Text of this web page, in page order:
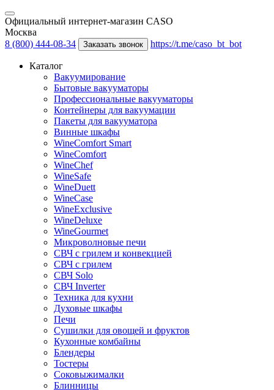
Официальный интернет-магазин CASO
Москва
8 (800) 444-08-34
Заказать звонок https://t.me/caso_bt_bot
Каталог
Вакуумирование
Бытовые вакууматоры
Профессиональные вакууматоры
Контейнеры для вакуумации
Пакеты для вакууматора
Винные шкафы
WineComfort Smart
WineComfort
WineChef
WineSafe
WineDuett
WineCase
WineExclusive
WineDeluxe
WineGourmet
Микроволновые печи
СВЧ с грилем и конвекцией
СВЧ с грилем
СВЧ Solo
СВЧ Inverter
Техника для кухни
Духовые шкафы
Печи
Сушилки для овощей и фруктов
Кухонные комбайны
Блендеры
Тостеры
Соковыжималки
Блинницы